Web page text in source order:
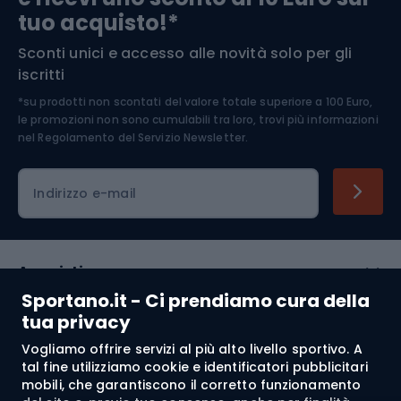
Sportano.it - Ci prendiamo cura della
tua privacy
Vogliamo offrire servizi al più alto livello sportivo. A
tal fine utilizziamo cookie e identificatori pubblicitari
mobili, che garantiscono il corretto funzionamento
Medicina dello sport
Abbigliamento ciclistico
tuo acquisto!*
Sconti unici e accesso alle novità solo per gli
iscritti
*su prodotti non scontati del valore totale superiore a 100 Euro,
le promozioni non sono cumulabili tra loro, trovi più informazioni
nel Regolamento del Servizio Newsletter.
Indirizzo e-mail
Acquisti
Servizio clienti
Regolamento